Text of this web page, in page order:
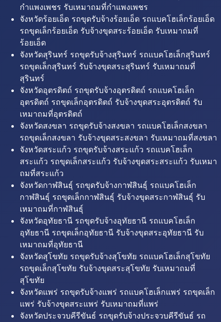
กำแพงเพชร รับเหมาถมที่กำแพงเพชร
จังหวัดร้อยเอ็ด รถขุดรับจ้างร้อยเอ็ด รถแบคโฮเล็กร้อยเอ็ด
รถขุดเล็กร้อยเอ็ด รับจ้างขุดสระร้อยเอ็ด รับเหมาถมที่
ร้อยเอ็ด
จังหวัดสุรินทร์ รถขุดรับจ้างสุรินทร์ รถแบคโฮเล็กสุรินทร์
รถขุดเล็กสุรินทร์ รับจ้างขุดสระสุรินทร์ รับเหมาถมที่
สุรินทร์
จังหวัดอุตรดิตถ์ รถขุดรับจ้างอุตรดิตถ์ รถแบคโฮเล็ก
อุตรดิตถ์ รถขุดเล็กอุตรดิตถ์ รับจ้างขุดสระอุตรดิตถ์ รับ
เหมาถมที่อุตรดิตถ์
จังหวัดสงขลา รถขุดรับจ้างสงขลา รถแบคโฮเล็กสงขลา
รถขุดเล็กสงขลา รับจ้างขุดสระสงขลา รับเหมาถมที่สงขลา
จังหวัดสระแก้ว รถขุดรับจ้างสระแก้ว รถแบคโฮเล็ก
สระแก้ว รถขุดเล็กสระแก้ว รับจ้างขุดสระสระแก้ว รับเหมา
ถมที่สระแก้ว
จังหวัดกาฬสินธุ์ รถขุดรับจ้างกาฬสินธุ์ รถแบคโฮเล็ก
กาฬสินธุ์ รถขุดเล็กกาฬสินธุ์ รับจ้างขุดสระกาฬสินธุ์ รับ
เหมาถมที่กาฬสินธุ์
จังหวัดอุทัยธานี รถขุดรับจ้างอุทัยธานี รถแบคโฮเล็ก
อุทัยธานี รถขุดเล็กอุทัยธานี รับจ้างขุดสระอุทัยธานี รับ
เหมาถมที่อุทัยธานี
จังหวัดสุโขทัย รถขุดรับจ้างสุโขทัย รถแบคโฮเล็กสุโขทัย
รถขุดเล็กสุโขทัย รับจ้างขุดสระสุโขทัย รับเหมาถมที่
สุโขทัย
จังหวัดแพร่ รถขุดรับจ้างแพร่ รถแบคโฮเล็กแพร่ รถขุดเล็ก
แพร่ รับจ้างขุดสระแพร่ รับเหมาถมที่แพร่
จังหวัดประจวบคีรีขันธ์ รถขุดรับจ้างประจวบคีรีขันธ์ รถ